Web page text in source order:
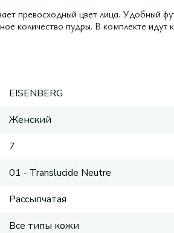
превосходный цвет лица. Удобный
количество пудры. В комплекте идут
EISENBERG
Женский
7
01 - Translucide Neutre
Рассыпчатая
Все типы кожи